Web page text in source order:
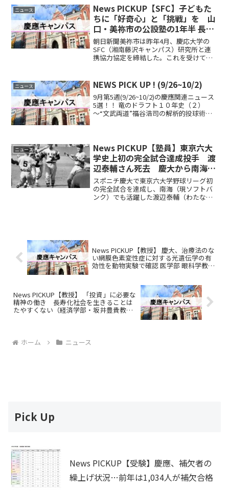
ったのが慶應義塾大学経済学部教授の坂
井豊貴氏...
ニュース
News PICKUP【SFC】子どもた
ちに「好奇心」と「挑戦」を 山
口・美祢市の公設塾の1年半 長谷
部葉子・環境情報学部准教授、
SFC塾生
朝日新聞美祢市は昨年4月、慶応大学の
SFC（湘南藤沢キャンパス）研究所と連
携協力協定を締結した。これを受けて、
も行っている。公設塾に通っていない生
徒たちにも取り組...
ニュース NEWS PICK UP ! (9/26~10/2)
9月第5週(9/26~10/2)の慶應関連ニュース
5選！！ 竜のドラフト１０年史（２）
～“文武両道”福谷浩司の解析的投球術・
ニュース
News PICKUP【塾員】東京六大
学史上初の完全試合達成投手 渡
辺泰輔さん死去 慶大から南海に
進みプロでも54勝
スポニチ慶大で東京六大学野球リーグ初
の完全試合を達成し、南海（現ソフトバ
ンク）でも活躍した渡辺泰輔（わたな
News PICKUP【教授】 慶大、治療法のな
い網膜色素変性症に対する光遺伝学の有
効性を動物実験で確認 医学部 眼科学教室
News PICKUP【教授】 「投資」に必要な
精神の働き 長寿化社会を生きることは
たやすくない（経済学部・坂井豊貴教
ホーム ニュース
Pick Up
News PICKUP【受験】慶應、補欠者の
繰上げ状況…前年は1,034人が補欠合格